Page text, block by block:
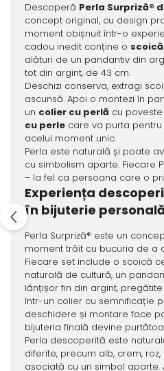
Descoperă Perla Surpriză®
concept original, cu design
moment obișnuit într-o
cadou inedit conține o
alături de un pandantiv din
tot din argint, de 43 cm.
Deschizi conserva, extragi
ascunsă. Apoi o montezi în
un colier cu perlă cu
cu perlecare va purta
acelui moment unic.
Perla este naturală și poate
cu simbolism aparte. Fiecare
– la fel ca persoana care o
Experiența
în bijuterie
Perla Surpriză® este un
moment trăit cu bucuria de a
Fiecare set include o scoică
naturală de cultură, un
lănțișor fin din argint,
într-un colier cu semnificație
deschidere și montare face
bijuteria finală devine
Perla descoperită este
diferite, precum alb, crem,
asociată cu un simbol aparte.